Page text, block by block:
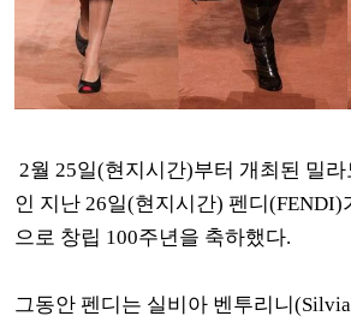
2월 25일(현지시간)부터 개최된 밀
인 지난 26일(현지시간) 펜디(FENDI)
으로 창립 100주년을 축하했다.
그동안 펜디는 실비아 벤투리니